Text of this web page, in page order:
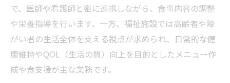
で、医師や看護師と密に連携しながら、食事内容の調整
や栄養指導を行います。一方、福祉施設では高齢者や障
がい者の生活全体を支える視点が求められ、日常的な健
康維持やQOL（生活の質）向上を目的としたメニュー作
成や食支援が主な業務です。